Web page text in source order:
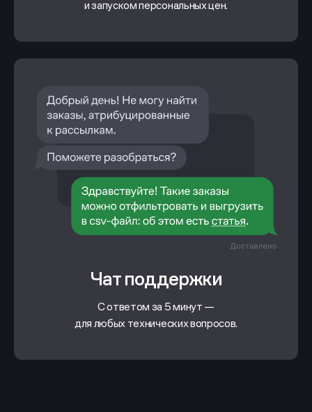
и запуском персональных цен.
Чат поддержки
С ответом за 5 минут —
для любых технических вопросов.